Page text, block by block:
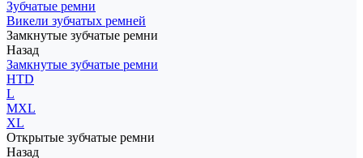
Зубчатые ремни
Викели зубчатых ремней
Замкнутые зубчатые ремни
Назад
Замкнутые зубчатые ремни
HTD
L
MXL
XL
Открытые зубчатые ремни
Назад